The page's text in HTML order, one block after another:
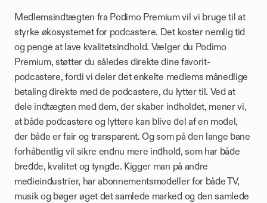
Medlemsindtægten fra Podimo Premium vil vi bruge til at
styrke økosystemet for podcastere. Det koster nemlig tid
og penge at lave kvalitetsindhold. Vælger du Podimo
Premium, støtter du således direkte dine favorit-
podcastere, fordi vi deler det enkelte medlems månedlige
betaling direkte med de podcastere, du lytter til. Ved at
dele indtægten med dem, der skaber indholdet, mener vi,
at både podcastere og lyttere kan blive del af en model,
der både er fair og transparent. Og som på den lange bane
forhåbentlig vil sikre endnu mere indhold, som har både
bredde, kvalitet og tyngde. Kigger man på andre
medieindustrier, har abonnementsmodeller for både TV,
musik og bøger øget det samlede marked og den samlede